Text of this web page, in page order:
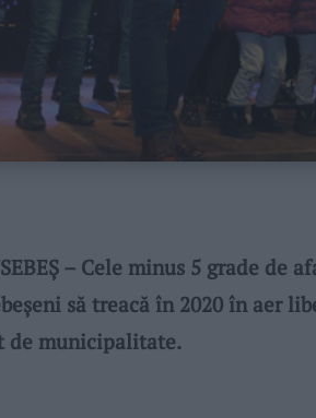
– Cele minus 5 grade de
să treacă în 2020 în aer
de municipalitate.